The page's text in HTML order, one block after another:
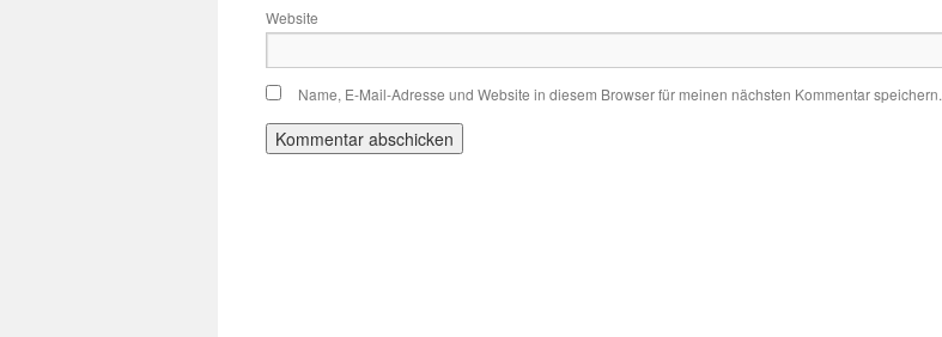
Website
Name, E-Mail-Adresse und Website in diesem Browser für meinen nächsten Kommentar speichern.